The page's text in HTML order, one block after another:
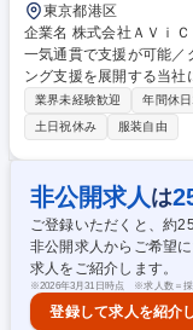
東京都港区
企業名 株式会社ＡＶｉＣ 求人名 【SNSマーケティングコンサルタント
一気通貫で支援が可能／グロース市場上場
ング支援を展開する当
ンサルタントをご担当
略立案からアカウント運用、インフ
デュースします。■ＳＮ
スニング分析とＰＤＣＡ
エンサーを活用した施
ング【仕事の魅力】各
す。最先端の事例創出に挑
【SNSマーケティング
市場上場
業界未経験歓迎 年間休
土日祝休み
服装自由
非公開求人 は
ご登録いただくと、約25
非公開求人からご希望
求人をご紹介します。
※2026年3月31日時点 ※求人数＝
登録して求人を紹介